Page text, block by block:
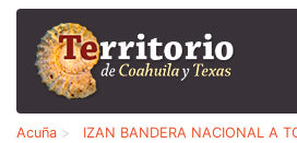
Acuña > IZAN BANDERA NACIONAL A